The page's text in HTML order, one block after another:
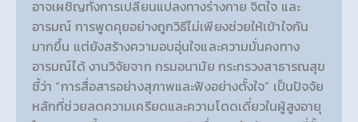
อาจเผชิญทั้งการเปลี่ยนแปลงทางร่างกาย จิตใจ และ
อารมณ์ การพูดคุยอย่างถูกวิธีไม่เพียงช่วยให้เข้าใจกัน
มากขึ้น แต่ยังสร้างความอบอุ่นใจและความมั่นคงทาง
อารมณ์ได้ งานวิจัยจาก กรมอนามัย กระทรวงสาธารณสุข
ชี้ว่า “การสื่อสารอย่างสุภาพและฟังอย่างตั้งใจ” เป็นปัจจัย
หลักที่ช่วยลดความเครียดและความโดดเดี่ยวในผู้สูงอายุ